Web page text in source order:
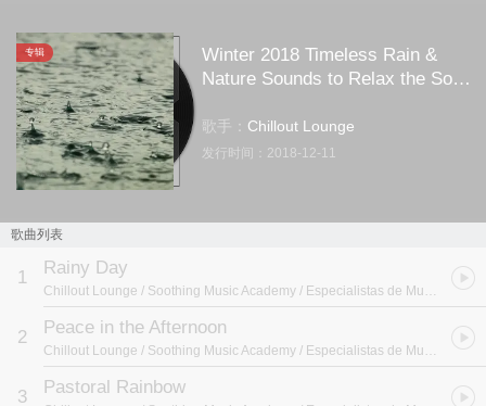
专辑
Winter 2018 Timeless Rain &
Nature Sounds to Relax the Soul
歌手： Chillout Lounge
发行时间： 2018-12-11
歌曲列表
1 Rainy Day
Chillout Lounge / Soothing Music Academy / Especialistas de Musica para Dormir
2 Peace in the Afternoon
Chillout Lounge / Soothing Music Academy / Especialistas de Musica para Dormir
3 Pastoral Rainbow